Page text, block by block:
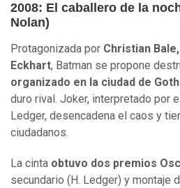
2008: El caballero de la
Nolan)
Protagonizada por Christian
Eckhart, Batman se propone
organizado en la ciudad de
duro rival. Joker, interpretado por
Ledger, desencadena el caos y
ciudadanos.
La cinta obtuvo dos premios
secundario (H. Ledger) y montaje